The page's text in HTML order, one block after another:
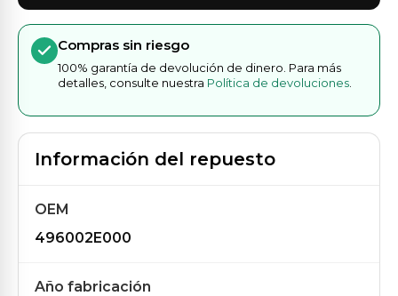
Compras sin riesgo
100% garantía de devolución de dinero. Para más
detalles, consulte nuestra Política de devoluciones
Información del repuesto
OEM
496002E000
Año fabricación